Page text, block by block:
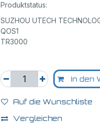
Produktstatus:
SUZHOU UTECH
QOS1
TR3000
In den
Auf die Wunschliste
Vergleichen